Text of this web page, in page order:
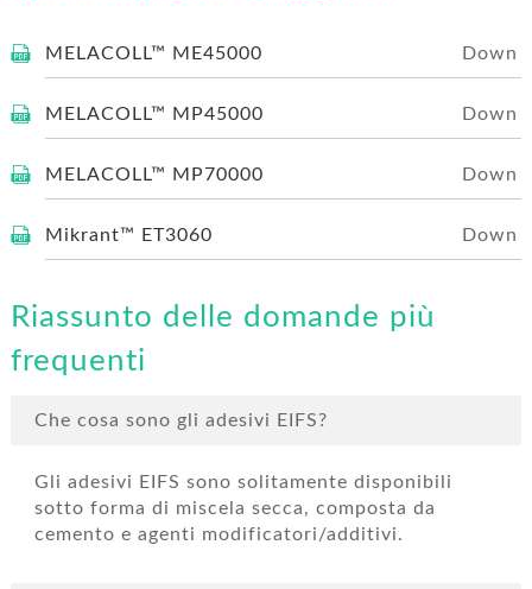
MELACOLL™ ME45000
MELACOLL™ MP45000
MELACOLL™ MP70000
Mikrant™ ET3060
Riassunto delle domande più
frequenti
Che cosa sono gli adesivi EIFS?
Gli adesivi EIFS sono solitamente disponibili
sotto forma di miscela secca, composta da
cemento e agenti modificatori/additivi.